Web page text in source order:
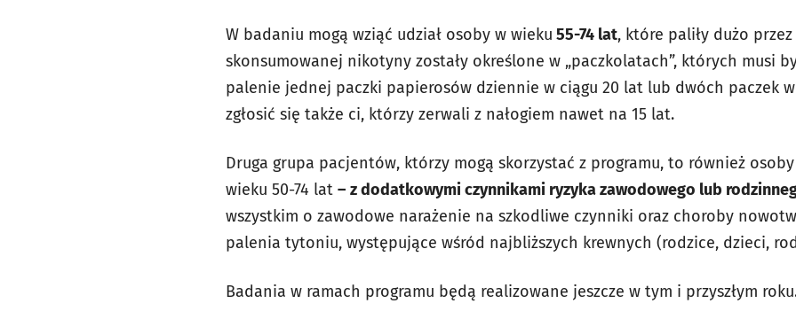
W badaniu mogą wziąć udział osoby w wieku 55-74 lat, które paliły dużo
skonsumowanej nikotyny zostały określone w „paczkolatach”, których musi
palenie jednej paczki papierosów dziennie w ciągu 20 lat lub dwóch paczek
zgłosić się także ci, którzy zerwali z nałogiem nawet na 15 lat.
Druga grupa pacjentów, którzy mogą skorzystać z programu, to również
wieku 50-74 lat – z dodatkowymi czynnikami ryzyka zawodowego lub
wszystkim o zawodowe narażenie na szkodliwe czynniki oraz choroby
palenia tytoniu, występujące wśród najbliższych krewnych (rodzice, dzieci,
Badania w ramach programu będą realizowane jeszcze w tym i przyszłym